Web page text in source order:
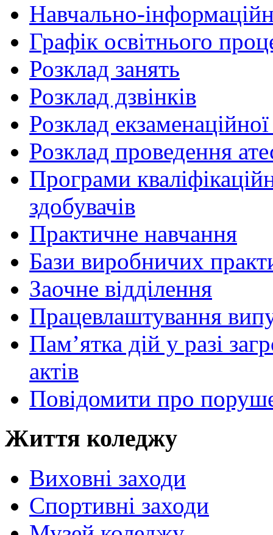
Навчально-
Графік освітнього
Розклад занять
Розклад дзвінків
Розклад екзаменаційної
Розклад проведення
Програми
здобувачів
Практичне навчання
Бази виробничих
Заочне відділення
Працевлаштування
Пам’ятка дій у разі
актів
Повідомити про
Життя коледжу
Виховні заходи
Спортивні заходи